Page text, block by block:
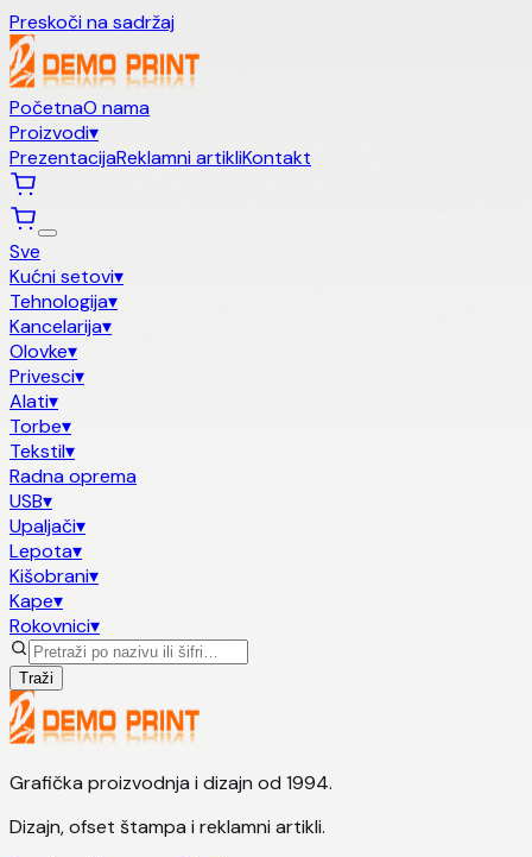
Preskoči na sadržaj
PočetnaO nama
Proizvodi▾
PrezentacijaReklamni artikliKontakt
Sve
Kućni setovi▾
Tehnologija▾
Kancelarija▾
Olovke▾
Privesci▾
Alati▾
Torbe▾
Tekstil▾
Radna oprema
USB▾
Upaljači▾
Lepota▾
Kišobrani▾
Kape▾
Rokovnici▾
Traži
Grafička proizvodnja i dizajn od 1994.
Dizajn, ofset štampa i reklamni artikli.